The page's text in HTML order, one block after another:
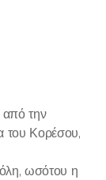
την
του Κορέσου,
ωσότου η